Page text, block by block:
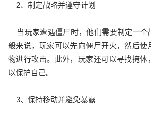
2、制定战略并遵守计划
当玩家遭遇僵尸时，他们需要制定一个
般来说，玩家可以先向僵尸开火，然后使
物进行攻击。此外，玩家还可以寻找掩体
以保护自己。
3、保持移动并避免暴露